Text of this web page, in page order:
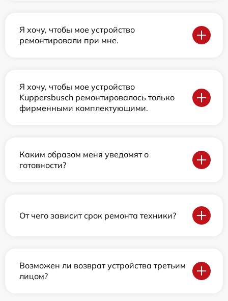
Я хочу, чтобы мое устройство
ремонтировали при мне.
Я хочу, чтобы мое устройство
Kuppersbusch ремонтировалось только
фирменными комплектующими.
Каким образом меня уведомят о
готовности?
От чего зависит срок ремонта техники?
Возможен ли возврат устройства третьим
лицом?